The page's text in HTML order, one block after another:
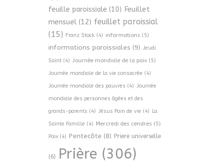
feuille paroissiale (10) Feuillet
mensuel(12) feuillet paroissial
(15) Franz Stock(4) informations (5)
informations paroissiales (9) Jeudi
Saint(4) Journée mondiale de la paix(5)
Journée mondiale de la vie consacrée (4)
Journée mondiale des pauvres (4) Journée
mondiale des personnes âgées et des
grands-parents (4) Jésus Pain de vie (4) La
Sainte Famille (4) Mercredi des cendres (5)
Paix(4) Pentecôte (8) Priere universelle
(6) Prière (306)